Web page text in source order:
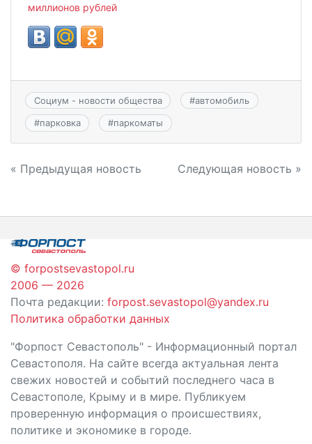
миллионов рублей
Социум - новости общества #автомобиль
#парковка #паркоматы
Навигация
записям
« Предыдущая новость Следующая новость »
© forpostsevastopol.ru
2006 — 2026
Почта редакции: forpost.sevastopol@yandex.ru
Политика обработки данных
"Форпост Севастополь" - Информационный портал
Севастополя. На сайте всегда актуальная лента
свежих новостей и событий последнего часа в
Севастополе, Крыму и в мире. Публикуем
проверенную информация о происшествиях,
политике и экономике в городе.